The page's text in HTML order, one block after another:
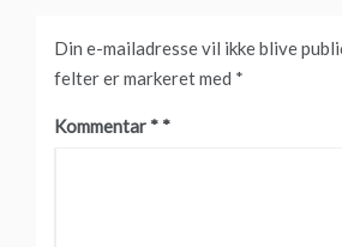
Din e-mailadresse vil ikke blive
felter er markeret med *
Kommentar *